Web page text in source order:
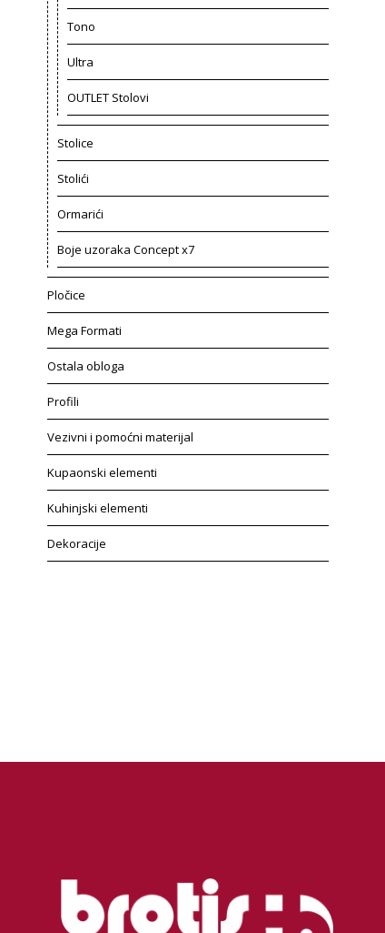
Tono
Ultra
OUTLET Stolovi
Stolice
Stolići
Ormarići
Boje uzoraka Concept x7
Pločice
Mega Formati
Ostala obloga
Profili
Vezivni i pomoćni materijal
Kupaonski elementi
Kuhinjski elementi
Dekoracije